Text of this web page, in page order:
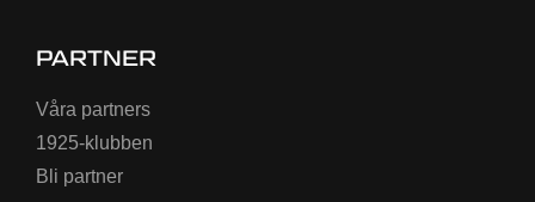
PARTNER
Våra partners
1925-klubben
Bli partner